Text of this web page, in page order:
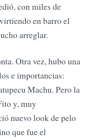
con miles de
en barro el
arreglar.
Otra vez, hubo una
e importancias:
Machu. Pero la
y, muy
nuevo look de pelo
que fue el